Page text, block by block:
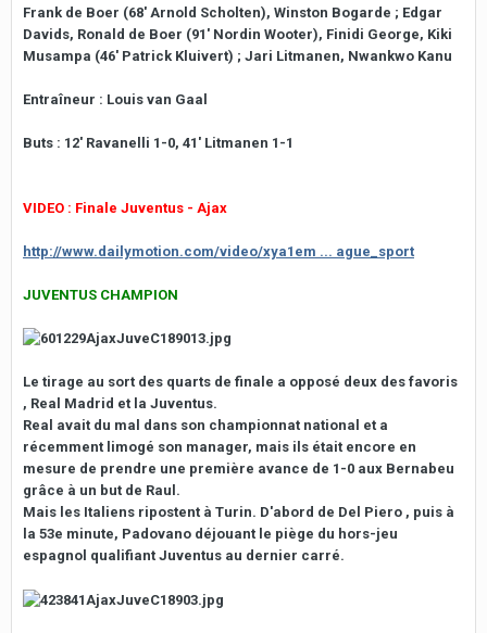
Frank de Boer (68' Arnold Scholten), Winston Bogarde ; Edgar
Davids, Ronald de Boer (91' Nordin Wooter), Finidi George, Kiki
Musampa (46' Patrick Kluivert) ; Jari Litmanen, Nwankwo Kanu
Entraîneur : Louis van Gaal
Buts : 12' Ravanelli 1-0, 41' Litmanen 1-1
VIDEO : Finale Juventus - Ajax
http://www.dailymotion.com/video/xya1em ... ague_sport
JUVENTUS CHAMPION
Le tirage au sort des quarts de finale a opposé deux des favoris
, Real Madrid et la Juventus.
Real avait du mal dans son championnat national et a
récemment limogé son manager, mais ils était encore en
mesure de prendre une première avance de 1-0 aux Bernabeu
grâce à un but de Raul.
Mais les Italiens ripostent à Turin. D'abord de Del Piero , puis à
la 53e minute, Padovano déjouant le piège du hors-jeu
espagnol qualifiant Juventus au dernier carré.